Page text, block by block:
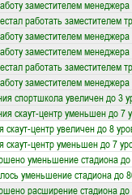
заместителем
работать заместителем
заместителем
заместителем
работать заместителем
заместителем
спортшкола увеличен до 3
скаут-центр уменьшен до 7
скаут-центр увеличен до 8
скаут-центр уменьшен до 7
уменьшение стадиона
уменьшение стадиона до
расширение стадиона до